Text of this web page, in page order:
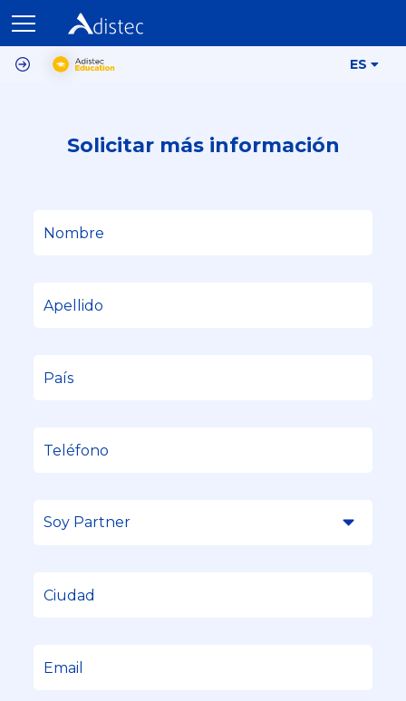
ES
Solicitar más información